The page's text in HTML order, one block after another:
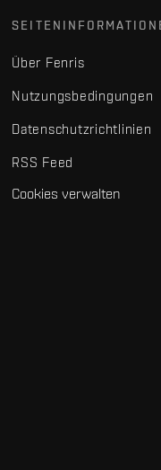
Über Fenris
Nutzungsbedingungen
Datenschutzrichtlinien
RSS Feed
Cookies verwalten